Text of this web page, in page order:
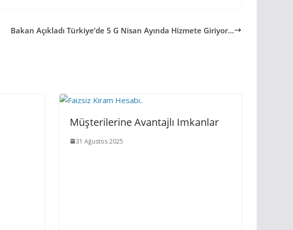
Bakan Açıkladı Türkiye’de 5 G Nisan Ayında Hizmete Giriyor…
Müşterilerine Avantajlı Imkanlar
31 Ağustos 2025